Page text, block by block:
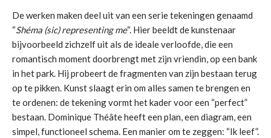
De werken maken deel uit van een serie tekeningen genaamd
“Shéma (sic) representing me“. Hier beeldt de kunstenaar
bijvoorbeeld zichzelf uit als de ideale verloofde, die een
romantisch moment doorbrengt met zijn vriendin, op een bank
in het park. Hij probeert de fragmenten van zijn bestaan terug
op te pikken. Kunst slaagt erin om alles samen te brengen en
te ordenen: de tekening vormt het kader voor een “perfect”
bestaan. Dominique Théâte heeft een plan, een diagram, een
simpel, functioneel schema. Een manier om te zeggen: “Ik leef”.